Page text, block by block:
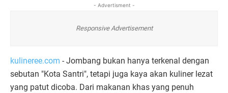
- Advertisment -
Responsive Advertisement
kulineree.com - Jombang bukan hanya terkenal dengan
sebutan "Kota Santri", tetapi juga kaya akan kuliner lezat
yang patut dicoba. Dari makanan khas yang penuh